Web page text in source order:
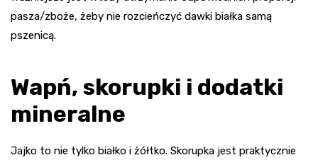
pasza/zboże, żeby nie rozcieńczyć dawki białka samą
pszenicą.
Wapń, skorupki i dodatki
mineralne
Jajko to nie tylko białko i żółtko. Skorupka jest praktycznie